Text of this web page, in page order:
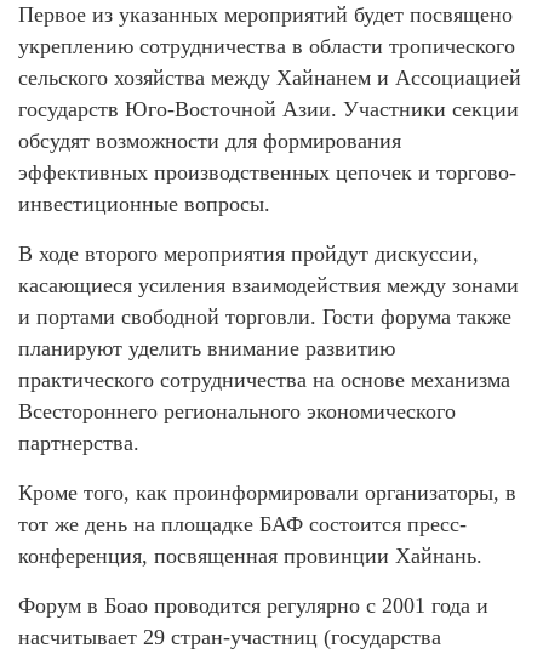
Первое из указанных мероприятий будет посвящено
укреплению сотрудничества в области тропического
сельского хозяйства между Хайнанем и Ассоциацией
государств Юго-Восточной Азии. Участники секции
обсудят возможности для формирования
эффективных производственных цепочек и торгово-
инвестиционные вопросы.
В ходе второго мероприятия пройдут дискуссии,
касающиеся усиления взаимодействия между зонами
и портами свободной торговли. Гости форума также
планируют уделить внимание развитию
практического сотрудничества на основе механизма
Всестороннего регионального экономического
партнерства.
Кроме того, как проинформировали организаторы, в
тот же день на площадке БАФ состоится пресс-
конференция, посвященная провинции Хайнань.
Форум в Боао проводится регулярно с 2001 года и
насчитывает 29 стран-участниц (государства